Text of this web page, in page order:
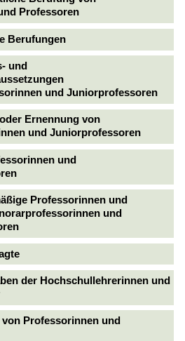
Professoren
Berufungen
und
und Juniorprofessoren
Ernennung von
und Juniorprofessoren
und
Professorinnen und
und
der Hochschullehrerinnen und
Professorinnen und